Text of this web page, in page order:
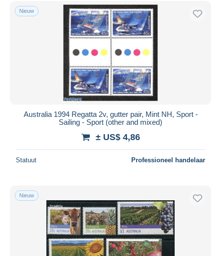
Nieuw
Australia 1994 Regatta 2v, gutter pair, Mint NH, Sport -
Sailing - Sport (other and mixed)
± US$ 4,86
Statuut Professioneel handelaar
Nieuw